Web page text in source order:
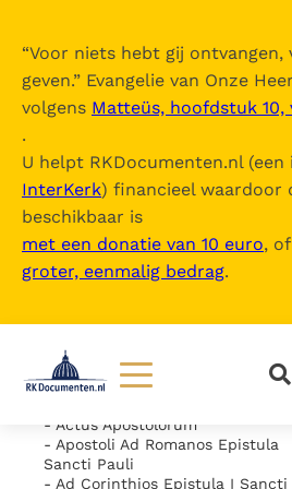
“Voor niets hebt gij ontvangen,
geven.” Evangelie van Onze
volgens Matteüs, hoofdstuk 10,
.
U helpt RKDocumenten.nl
InterKerk) financieel waardoor
beschikbaar is
met een donatie van 10 euro, of
groter, eenmalig bedrag.
Lezen
Documenten
Nova Vulgata
Inhoudsopgave
uitklappen
- Vetus Testamentum
- Evangelium Secundum
Matthaeum
- Evangelium Secundum Marcum
- Evangelium Secundum Lucam
- Actus Apostolorum
- Apostoli Ad Romanos Epistula
Sancti Pauli
- Ad Corinthios Epistula I Sancti
- Caput 4